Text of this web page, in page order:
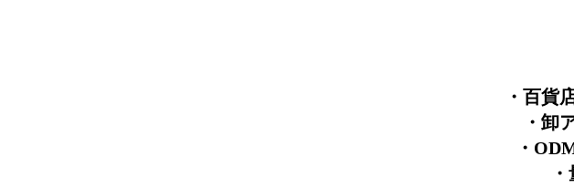
・百貨
・卸
・